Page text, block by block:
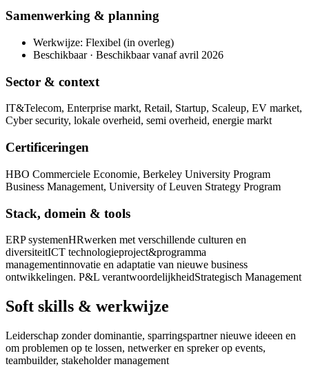
Samenwerking & planning
Werkwijze: Flexibel (in overleg)
Beschikbaar · Beschikbaar vanaf avril 2026
Sector & context
IT&Telecom, Enterprise markt, Retail, Startup, Scaleup, EV market,
Cyber security, lokale overheid, semi overheid, energie markt
Certificeringen
HBO Commerciele Economie, Berkeley University Program
Business Management, University of Leuven Strategy Program
Stack, domein & tools
ERP systemenHRwerken met verschillende culturen en
diversiteitICT technologieproject&programma
managementinnovatie en adaptatie van nieuwe business
ontwikkelingen. P&L verantwoordelijkheidStrategisch Management
Soft skills & werkwijze
Leiderschap zonder dominantie, sparringspartner nieuwe ideeen en
om problemen op te lossen, netwerker en spreker op events,
teambuilder, stakeholder management